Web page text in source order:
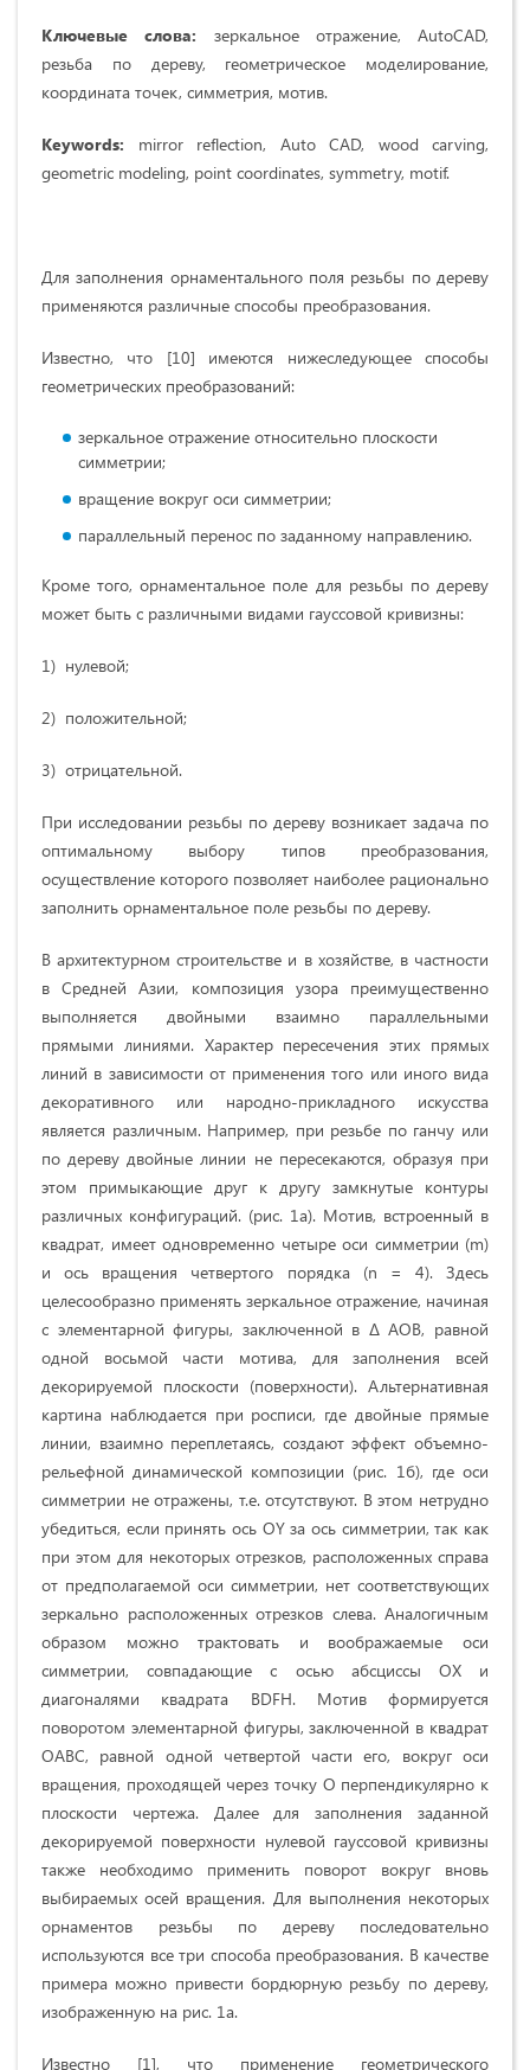
Ключевые слова: зеркальное отражение, AutoCAD,
резьба по дереву, геометрическое моделирование,
координата точек, симметрия, мотив.
Keywords: mirror reflection, Auto CAD, wood carving,
geometric modeling, point coordinates, symmetry, motif.
Для заполнения орнаментального поля резьбы по дереву
применяются различные способы преобразования.
Известно, что [10] имеются нижеследующее способы
геометрических преобразований:
зеркальное отражение относительно плоскости
симметрии;
вращение вокруг оси симметрии;
параллельный перенос по заданному направлению.
Кроме того, орнаментальное поле для резьбы по дереву
может быть с различными видами гауссовой кривизны:
1) нулевой;
2) положительной;
3) отрицательной.
При исследовании резьбы по дереву возникает задача по
оптимальному выбору типов преобразования,
осуществление которого позволяет наиболее рационально
заполнить орнаментальное поле резьбы по дереву.
В архитектурном строительстве и в хозяйстве, в частности
в Средней Азии, композиция узора преимущественно
выполняется двойными взаимно параллельными
прямыми линиями. Характер пересечения этих прямых
линий в зависимости от применения того или иного вида
декоративного или народно-прикладного искусства
является различным. Например, при резьбе по ганчу или
по дереву двойные линии не пересекаются, образуя при
этом примыкающие друг к другу замкнутые контуры
различных конфигураций. (рис. 1а). Мотив, встроенный в
квадрат, имеет одновременно четыре оси симметрии (m)
и ось вращения четвертого порядка (n = 4). Здесь
целесообразно применять зеркальное отражение, начиная
с элементарной фигуры, заключенной в Δ АОВ, равной
одной восьмой части мотива, для заполнения всей
декорируемой плоскости (поверхности). Альтернативная
картина наблюдается при росписи, где двойные прямые
линии, взаимно переплетаясь, создают эффект объемно-
рельефной динамической композиции (рис. 1б), где оси
симметрии не отражены, т.е. отсутствуют. В этом нетрудно
убедиться, если принять ось ОY за ось симметрии, так как
при этом для некоторых отрезков, расположенных справа
от предполагаемой оси симметрии, нет соответствующих
зеркально расположенных отрезков слева. Аналогичным
образом можно трактовать и воображаемые оси
симметрии, совпадающие с осью абсциссы OX и
диагоналями квадрата ВDFH. Мотив формируется
поворотом элементарной фигуры, заключенной в квадрат
ОАВС, равной одной четвертой части его, вокруг оси
вращения, проходящей через точку О перпендикулярно к
плоскости чертежа. Далее для заполнения заданной
декорируемой поверхности нулевой гауссовой кривизны
также необходимо применить поворот вокруг вновь
выбираемых осей вращения. Для выполнения некоторых
орнаментов резьбы по дереву последовательно
используются все три способа преобразования. В качестве
примера можно привести бордюрную резьбу по дереву,
изображенную на рис. 1а.
Известно [1], что применение геометрического